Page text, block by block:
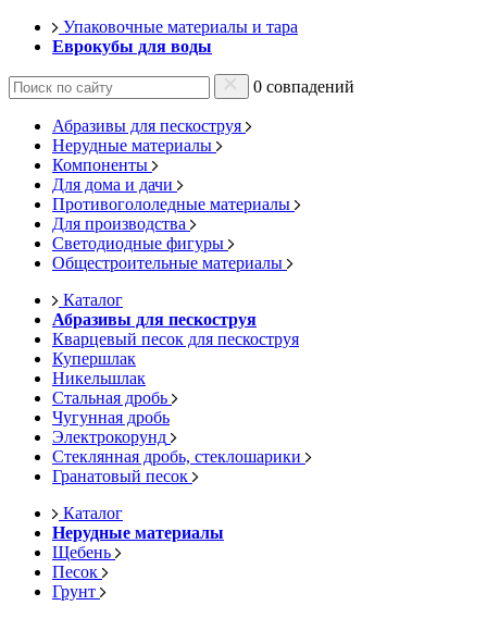
Упаковочные материалы и тара
Еврокубы для воды
0 совпадений
Абразивы для пескоструя
Нерудные материалы
Компоненты
Для дома и дачи
Противогололедные материалы
Для производства
Светодиодные фигуры
Общестроительные материалы
Каталог
Абразивы для пескоструя
Кварцевый песок для пескоструя
Купершлак
Никельшлак
Стальная дробь
Чугунная дробь
Электрокорунд
Стеклянная дробь, стеклошарики
Гранатовый песок
Каталог
Нерудные материалы
Щебень
Песок
Грунт